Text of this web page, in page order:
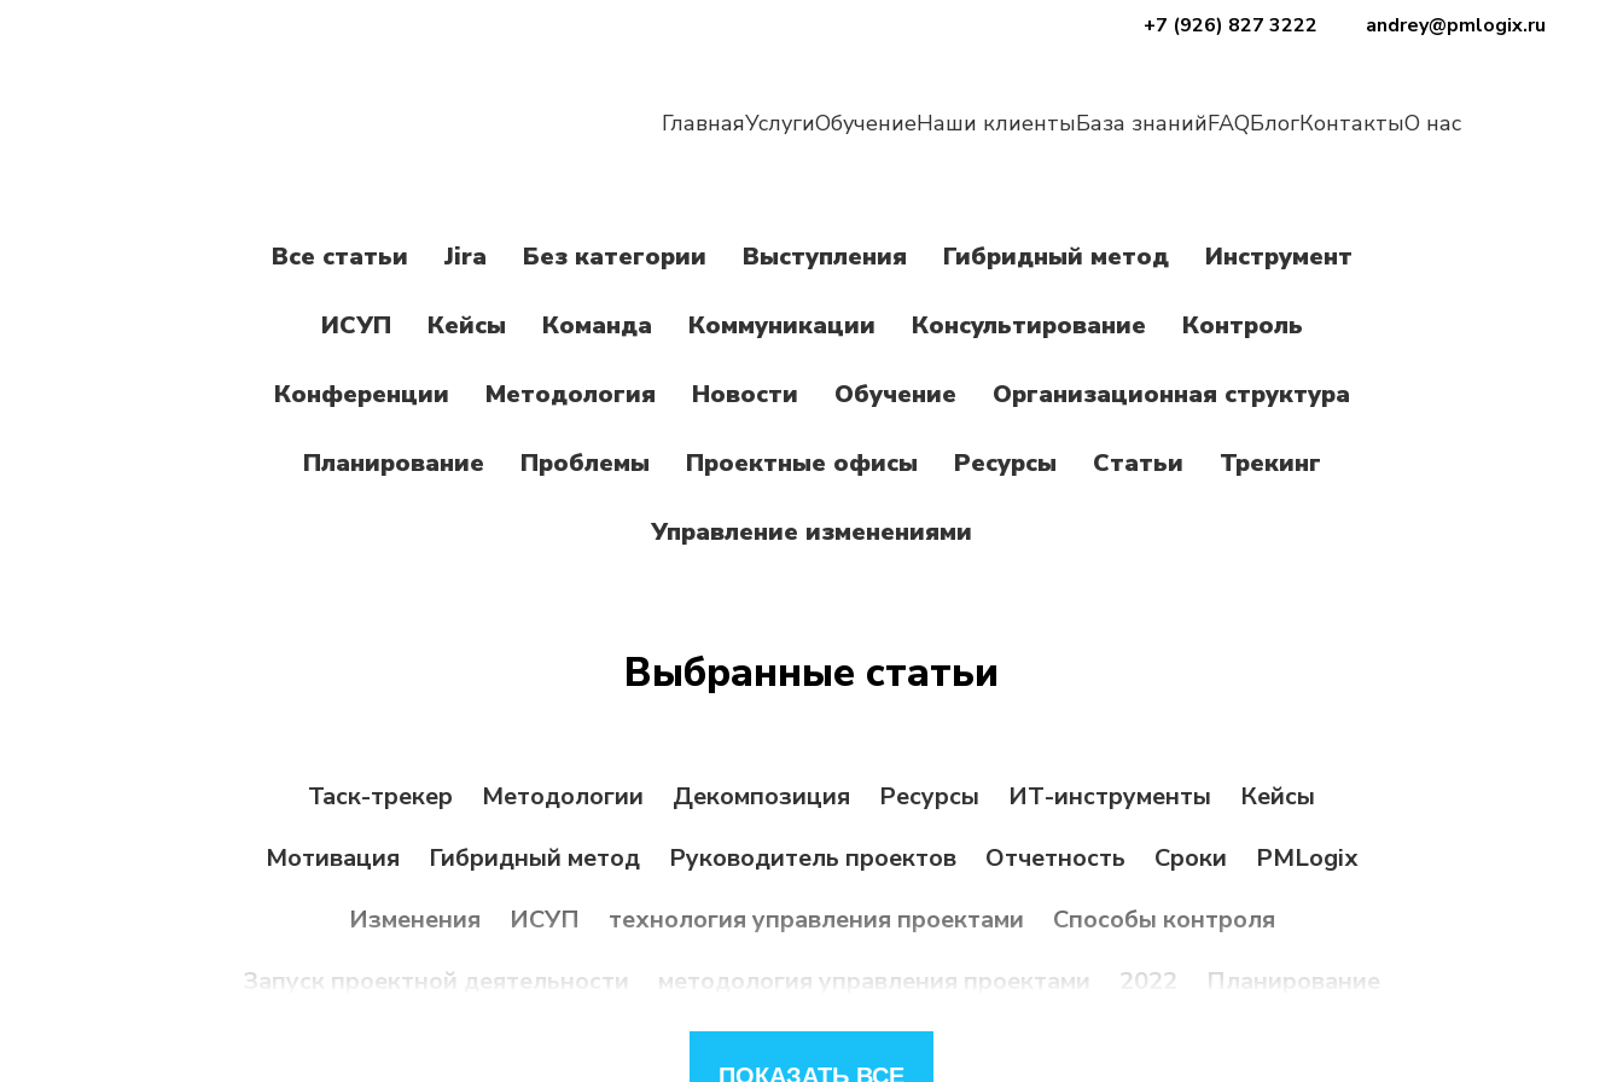
+7 (926) 827 3222 andrey@pmlogix.ru
ГлавнаяУслугиОбучениеНаши клиентыБаза знанийFAQБлогКонтактыО нас
Все статьи Jira Без категории Выступления Гибридный метод Инструмент
ИСУП Кейсы Команда Коммуникации Консультирование Контроль
Конференции Методология Новости Обучение Организационная структура
Планирование Проблемы Проектные офисы Ресурсы Статьи Трекинг
Управление изменениями
Выбранные статьи
Таск-трекер Методологии Декомпозиция Ресурсы ИТ-инструменты
Кейсы
Мотивация
Гибридный метод Руководитель проектов Отчетность Сроки
PMLogix
Изменения
ИСУП технология управления проектами
Способы контроля
Запуск проектной деятельности
методология управления проектами 2022
Планирование
ПОКАЗАТЬ ВСЕ